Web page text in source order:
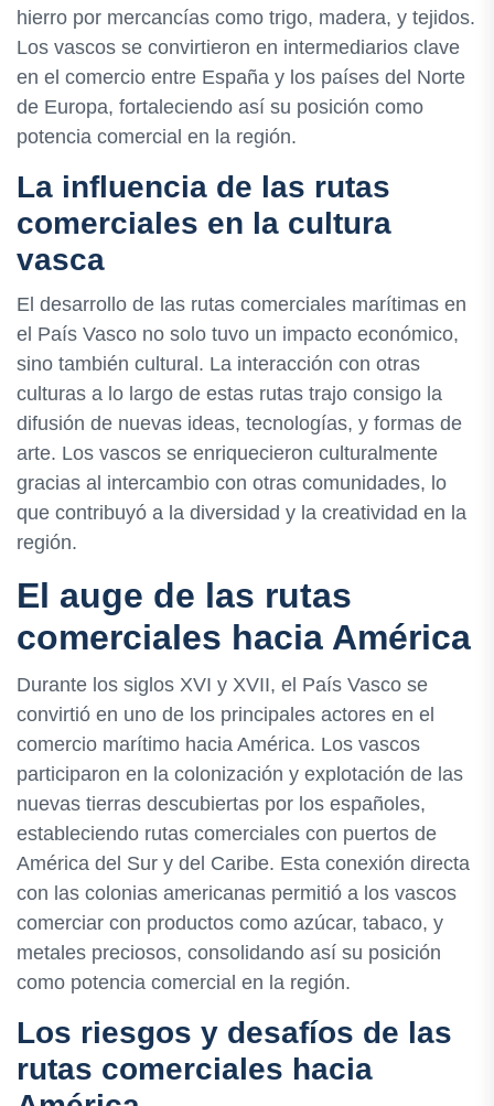
hierro por mercancías como trigo, madera, y tejidos.
Los vascos se convirtieron en intermediarios clave
en el comercio entre España y los países del Norte
de Europa, fortaleciendo así su posición como
potencia comercial en la región.
La influencia de las rutas
comerciales en la cultura
vasca
El desarrollo de las rutas comerciales marítimas en
el País Vasco no solo tuvo un impacto económico,
sino también cultural. La interacción con otras
culturas a lo largo de estas rutas trajo consigo la
difusión de nuevas ideas, tecnologías, y formas de
arte. Los vascos se enriquecieron culturalmente
gracias al intercambio con otras comunidades, lo
que contribuyó a la diversidad y la creatividad en la
región.
El auge de las rutas
comerciales hacia América
Durante los siglos XVI y XVII, el País Vasco se
convirtió en uno de los principales actores en el
comercio marítimo hacia América. Los vascos
participaron en la colonización y explotación de las
nuevas tierras descubiertas por los españoles,
estableciendo rutas comerciales con puertos de
América del Sur y del Caribe. Esta conexión directa
con las colonias americanas permitió a los vascos
comerciar con productos como azúcar, tabaco, y
metales preciosos, consolidando así su posición
como potencia comercial en la región.
Los riesgos y desafíos de las
rutas comerciales hacia